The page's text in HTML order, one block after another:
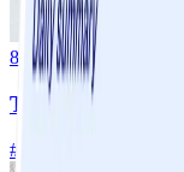
8
Tacos
#